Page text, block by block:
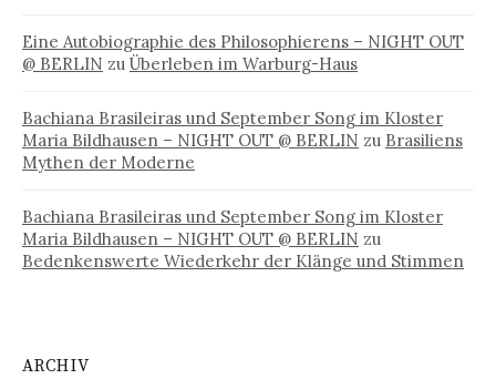
Eine Autobiographie des Philosophierens – NIGHT OUT
@ BERLIN zu Überleben im Warburg-Haus
Bachiana Brasileiras und September Song im Kloster
Maria Bildhausen – NIGHT OUT @ BERLIN zu Brasiliens
Mythen der Moderne
Bachiana Brasileiras und September Song im Kloster
Maria Bildhausen – NIGHT OUT @ BERLIN zu
Bedenkenswerte Wiederkehr der Klänge und Stimmen
ARCHIV